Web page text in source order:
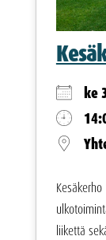
ke
liikettä